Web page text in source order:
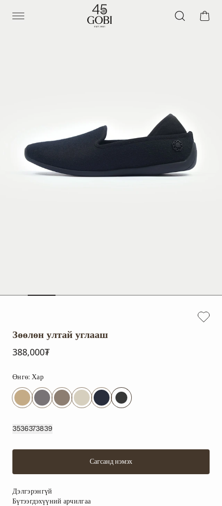
Зөөлөн ултай углааш
388,000₮
Өнгө: Хар
3536373839
Сагсанд нэмэх
Дэлгэрэнгүй
Бүтээгдэхүүний арчилгаа